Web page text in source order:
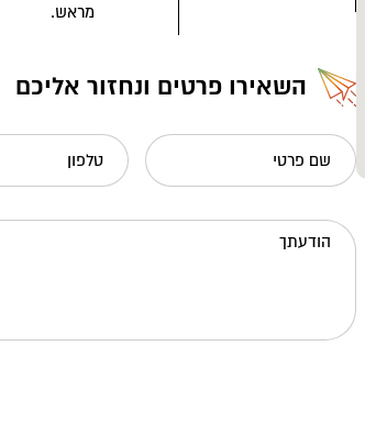
מראש.
השאירו פרטים ונחזור אליכם
שם פרטי טלפון
הודעתך